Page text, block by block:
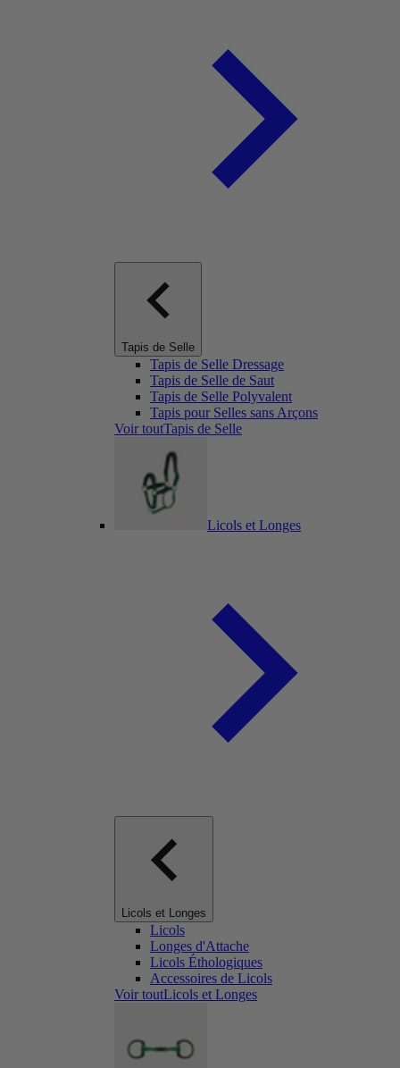
Tapis de Selle
Tapis de Selle Dressage
Tapis de Selle de Saut
Tapis de Selle Polyvalent
Tapis pour Selles sans Arçons
Voir toutTapis de Selle
Licols et Longes
Licols et Longes
Licols
Longes d'Attache
Licols Éthologiques
Accessoires de Licols
Voir toutLicols et Longes